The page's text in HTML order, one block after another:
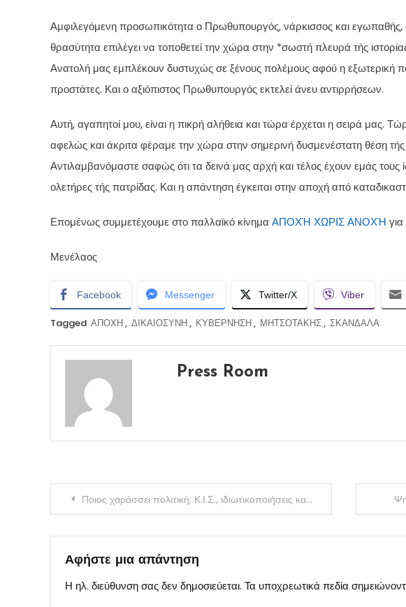
Αμφιλεγόμενη προσωπικότητα ο Πρωθυπουργός, νάρκισσος και εγωπαθής,
θρασύτητα επιλέγει να τοποθετεί την χώρα στην *σωστή πλευρά τής
Ανατολή μας εμπλέκουν δυστυχώς σε ξένους πολέμους αφού η εξωτερική
προστάτες. Και ο αξιόπιστος Πρωθυπουργός εκτελεί άνευ αντιρρήσεων.
Αυτή, αγαπητοί μου, είναι η πικρή αλήθεια και τώρα έρχεται η σειρά μας.
αφελώς και άκριτα φέραμε την χώρα στην σημερινή δυσμενέστατη θέση τής
Αντιλαμβανόμαστε σαφώς ότι τα δεινά μας αρχή και τέλος έχουν εμάς τους
ολετήρες τής πατρίδας. Και η απάντηση έγκειται στην αποχή από
Επομένως συμμετέχουμε στο παλλαϊκό κίνημα ΑΠΟΧΉ ΧΩΡΙΣ ΑΝΟΧΉ
Μενέλαος
Facebook Messenger Twitter/X Viber
Tagged ΑΠΟΧΗ, ΔΙΚΑΙΟΣΥΝΗ, ΚΥΒΕΡΝΗΣΗ, ΜΗΤΣΟΤΑΚΗΣ, ΣΚΑΝΔΑΛΑ
Press Room
Πλοήγηση
Ποιος χαράσσει πολιτική; Κ.Ι.Σ., ιδιωτικοποιήσεις και εθνικά όρια
Αφήστε μια απάντηση
Η ηλ. διεύθυνση σας δεν δημοσιεύεται. Τα υποχρεωτικά πεδία